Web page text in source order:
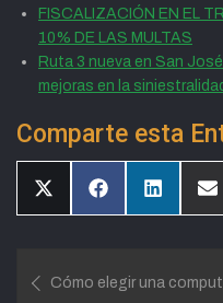
FISCALIZACIÓN EN EL
10% DE LAS MULTAS
Ruta 3 nueva en San
mejoras en la
Comparte esta
CompartirCompartirCompartir
Cómo elegir una